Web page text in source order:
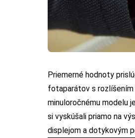
Priemerné hodnoty
fotaparátov s
minuloročnému modelu
si vyskúšali priamo na
displejom a dotykovým